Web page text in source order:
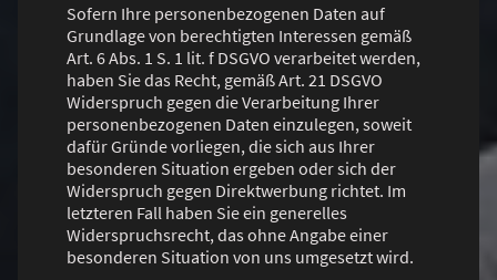
Sofern Ihre personenbezogenen Daten auf
Grundlage von berechtigten Interessen gemäß
Art. 6 Abs. 1 S. 1 lit. f DSGVO verarbeitet werden,
haben Sie das Recht, gemäß Art. 21 DSGVO
Widerspruch gegen die Verarbeitung Ihrer
personenbezogenen Daten einzulegen, soweit
dafür Gründe vorliegen, die sich aus Ihrer
besonderen Situation ergeben oder sich der
Widerspruch gegen Direktwerbung richtet. Im
letzteren Fall haben Sie ein generelles
Widerspruchsrecht, das ohne Angabe einer
besonderen Situation von uns umgesetzt wird.